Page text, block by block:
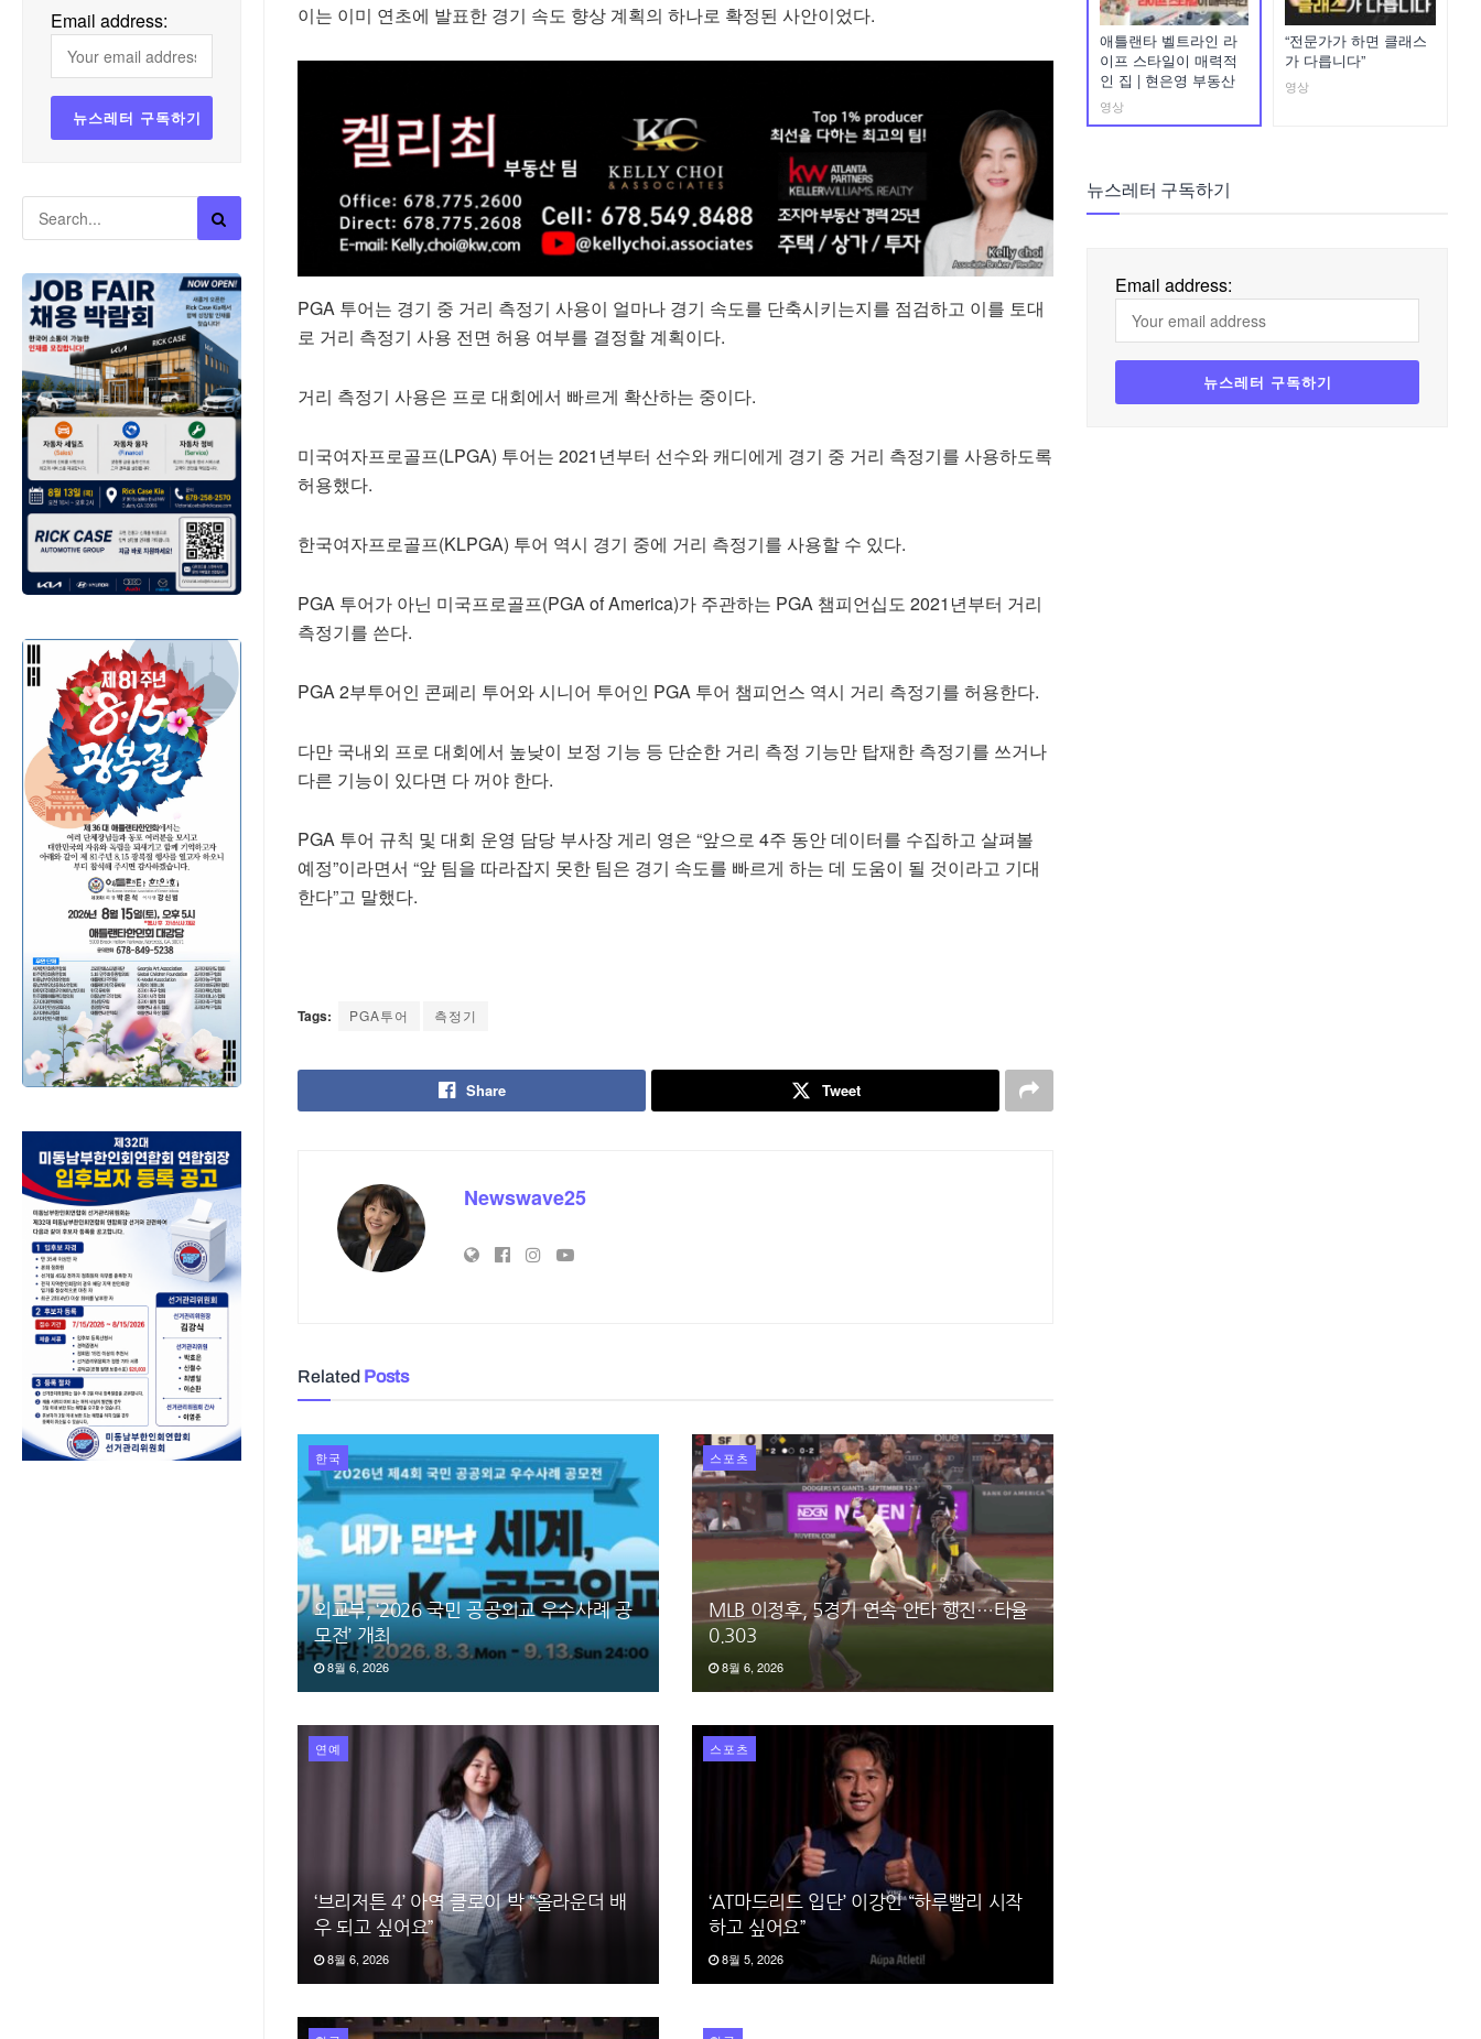
Email address: 이는 이미 연초에 발표한 경기 속도 향상 계획의 하나로 확정된 사안이었다.
PGA 투어는 경기 중 거리 측정기 사용이 얼마나 경기 속도를 단축시키는지를 점검하고 이를 토대
로 거리 측정기 사용 전면 허용 여부를 결정할 계획이다.
거리 측정기 사용은 프로 대회에서 빠르게 확산하는 중이다.
미국여자프로골프(LPGA) 투어는 2021년부터 선수와 캐디에게 경기 중 거리 측정기를 사용하도록
허용했다.
한국여자프로골프(KLPGA) 투어 역시 경기 중에 거리 측정기를 사용할 수 있다.
PGA 투어가 아닌 미국프로골프(PGA of America)가 주관하는 PGA 챔피언십도 2021년부터 거리
측정기를 쓴다.
PGA 2부투어인 콘페리 투어와 시니어 투어인 PGA 투어 챔피언스 역시 거리 측정기를 허용한다.
다만 국내외 프로 대회에서 높낮이 보정 기능 등 단순한 거리 측정 기능만 탑재한 측정기를 쓰거나
다른 기능이 있다면 다 꺼야 한다.
PGA 투어 규칙 및 대회 운영 담당 부사장 게리 영은 “앞으로 4주 동안 데이터를 수집하고 살펴볼
예정”이라면서 “앞 팀을 따라잡지 못한 팀은 경기 속도를 빠르게 하는 데 도움이 될 것이라고 기대
한다”고 말했다.
Tags: PGA투어 측정기
Share Tweet
Newswave25
Related Posts
한국
외교부, ‘2026 국민 공공외교 우수사례 공
모전’ 개최
8월 6, 2026
스포츠
MLB 이정후, 5경기 연속 안타 행진…타율
0.303
8월 6, 2026
연예
‘브리저튼 4’ 아역 클로이 박 “올라운더 배
우 되고 싶어요”
8월 6, 2026
스포츠
‘AT마드리드 입단’ 이강인 “하루빨리 시작
하고 싶어요”
8월 5, 2026
애틀랜타 벨트라인 라
이프 스타일이 매력적
인 집 | 현은영 부동산
영상
“전문가가 하면 클래스
가 다릅니다”
영상
뉴스레터 구독하기
Email address: